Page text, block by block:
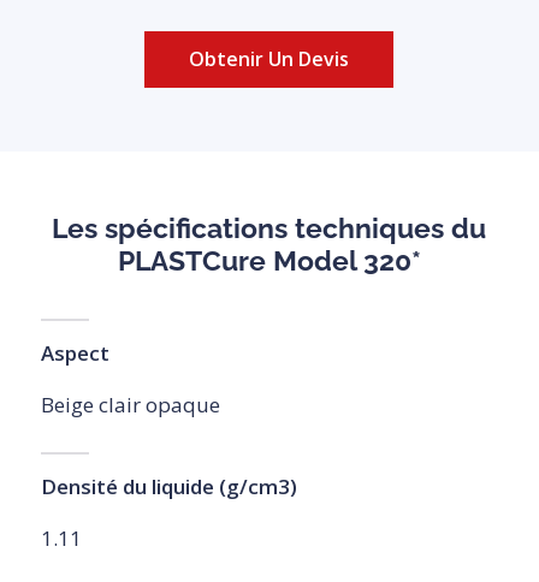
Obtenir Un Devis
Les spécifications techniques du
PLASTCure Model 320*
Aspect
Beige clair opaque
Densité du liquide (g/cm3)
1.11